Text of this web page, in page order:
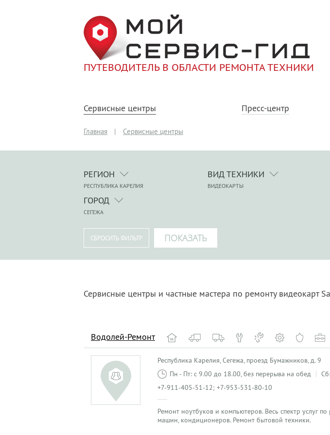
ПУТЕВОДИТЕЛЬ В ОБЛАСТИ РЕМОНТА ТЕХНИКИ
Сервисные центры Пресс-центр
Главная | Сервисные центры
РЕГИОН
РЕСПУБЛИКА КАРЕЛИЯ
ВИД ТЕХНИКИ
ВИДЕОКАРТЫ
ГОРОД
СЕГЕЖА
Сервисные центры и частные мастера по ремонту видеокарт
Водолей-Ремонт
Республика Карелия, Сегежа, проезд Бумажников, д. 9
Пн - Пт: с 9.00 до 18.00, без перерыва на обед
+7-911-405-51-12; +7-953-531-80-10
Ремонт ноутбуков и компьютеров. Весь спектр услуг
машин, кондиционеров. Ремонт бытовой техники.